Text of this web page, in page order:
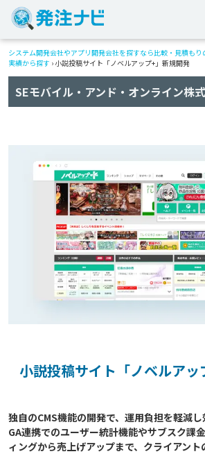
システム開発会社やアプリ開発会社を探すなら比較・見積もり
実績から探す › 小説投稿サイト「ノベルアップ+」新規開発
SEモバイル・アンド・オンライン株
小説投稿サイト「ノベルア
独自のCMS機能の開発で、運用負担を軽減し
GA連携でのユーザー統計機能やサブスク課
ィングから売上げアップまで、クライアン